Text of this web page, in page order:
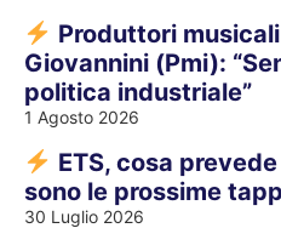
Produttori
Giovannini (Pmi):
politica industriale”
1 Agosto 2026
ETS, cosa
sono le prossime
30 Luglio 2026